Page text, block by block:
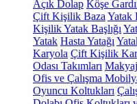
Açık Dolap Köşe
Çift Kişilik Baza Yatak
Kişilik Yatak Başlığı
Yatak Hasta Yatağı
Karyola Çift Kişilik
Odası Takımları Makyaj
Ofis ve Çalışma
Oyuncu Koltukları